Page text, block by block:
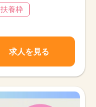
扶養枠
求人を見る